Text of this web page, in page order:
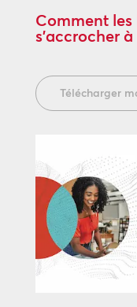
Comment
s’accrocher à
Télécharger